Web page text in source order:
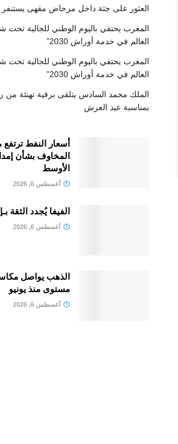
العثور على جثة داخل مرحاض مقهى
المغرب يحتفي باليوم الوطني للجالية تحت
العالم في خدمة أوراش 2030”
المغرب يحتفي باليوم الوطني للجالية تحت
العالم في خدمة أوراش 2030”
الملك محمد السادس يتلقى برقية تهنئة من
بمناسبة عيد العرش
أسعار النفط ترتفع
المخاوف بشأن
الأوسط
أغسطس 6, 2026
الفيفا يُجدد الثقة
أغسطس 6, 2026
الذهب يواصل
مستوى منذ يونيو
أغسطس 6, 2026